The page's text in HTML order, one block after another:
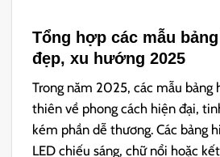
Tổng hợp các mẫu
đẹp, xu hướng 2025
Trong năm 2025, các mẫu bảng
thiên về phong cách hiện đại,
kém phần dễ thương. Các bảng
LED chiếu sáng, chữ nổi hoặc